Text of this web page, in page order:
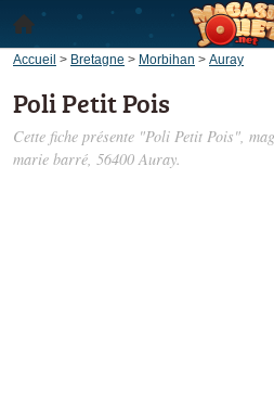
Accueil > Bretagne > Morbihan > Auray
Poli Petit Pois
Cette fiche présente "Poli Petit Pois",
marie barré, 56400 Auray.